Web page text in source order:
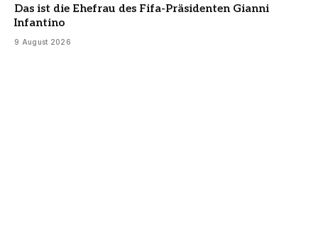
Das ist die Ehefrau des Fifa-Präsidenten Gianni
Infantino
9 August 2026